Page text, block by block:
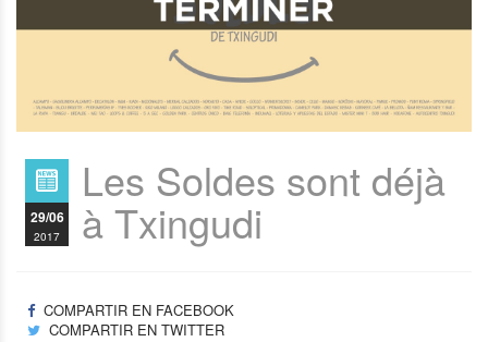
Les Soldes sont déjà
à Txingudi
29/06
2017
COMPARTIR EN FACEBOOK
COMPARTIR EN TWITTER